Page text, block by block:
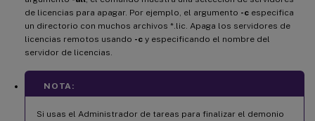
de licencias para apagar. Por ejemplo, el argumento -c especifica
un directorio con muchos archivos *.lic. Apaga los servidores de
licencias remotos usando -c y especificando el nombre del
servidor de licencias.
NOTA:
Si usas el Administrador de tareas para finalizar el demonio